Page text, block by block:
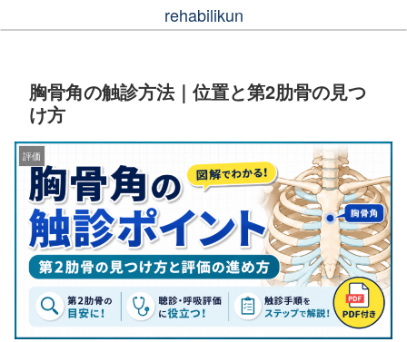
rehabilikun
胸骨角の触診方法｜位置と第2肋骨の見つ
け方
評価